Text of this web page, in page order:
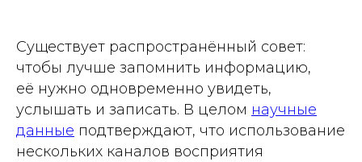
Существует распространённый совет:
чтобы лучше запомнить информацию,
её нужно одновременно увидеть,
услышать и записать. В целом научные
данные подтверждают, что использование
нескольких каналов восприятия